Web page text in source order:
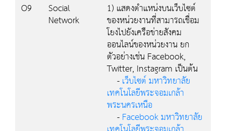
O9
Social
Network
1) แสดงตำแหน่งบนเว็บไซต์
ของหน่วยงานที่สามารถเชื่อม
โยงไปยังเครือข่ายสังคม
ออนไลน์ของหน่วยงาน ยก
ตัวอย่างเช่น Facebook,
Twitter, Instagram เป็นต้น
-เว็บไซต์ มหาวิทยาลัย
เทคโนโลยีพระจอมเกล้า
พระนครเหนือ
-Facebook มหาวิทยาลัย